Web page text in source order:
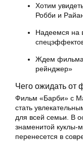
Хотим
Робби и
Надеемся на
Ждем
рейнджер»
Чего ожидать от
Фильм «Барби» с
стать
для всей семьи. В
знаменитой куклы-
перенесется в